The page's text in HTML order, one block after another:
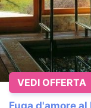
Fuga d'amore
VEDI OFFERTA